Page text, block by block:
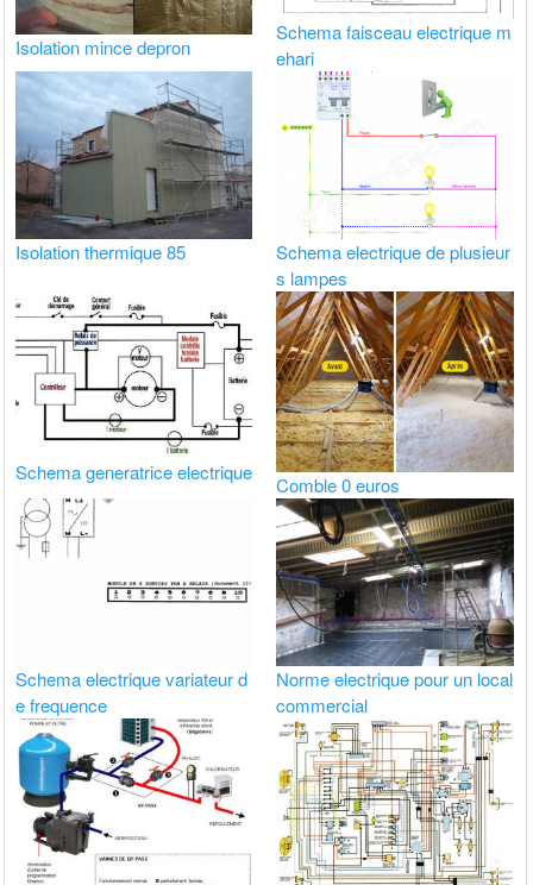
Isolation mince depron
Schema faisceau electrique m
ehari
Isolation thermique 85
Schema electrique de plusieur
s lampes
Schema generatrice electrique
Comble 0 euros
Schema electrique variateur d
e frequence
Norme electrique pour un local
commercial